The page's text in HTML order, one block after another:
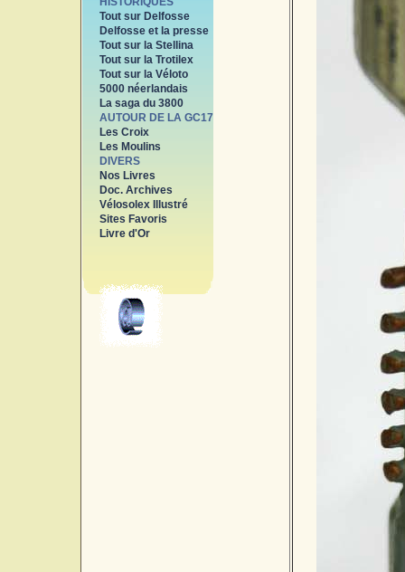
Tout sur Delfosse
Delfosse et la presse
Tout sur la Stellina
Tout sur la Trotilex
Tout sur la Véloto
5000 néerlandais
La saga du 3800
AUTOUR DE LA GC17
Les Croix
Les Moulins
DIVERS
Nos Livres
Doc. Archives
Vélosolex Illustré
Sites Favoris
Livre d'Or